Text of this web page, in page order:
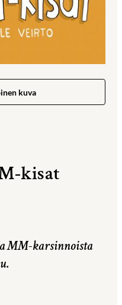
kuva
kisat
MM-karsinnoista